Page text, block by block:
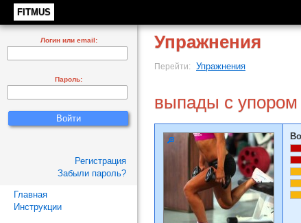
FITMUS
Упражнения
Перейти: Упражнения
выпады с
Логин или email:
Пароль:
Регистрация
Забыли пароль?
Главная
Инструкции